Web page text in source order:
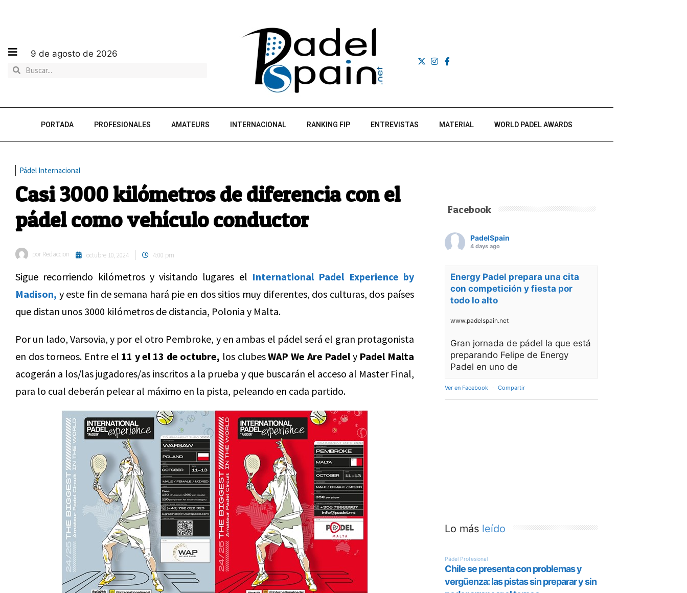
9 de agosto de 2026
PORTADA PROFESIONALES AMATEURS INTERNACIONAL RANKING FIP ENTREVISTAS MATERIAL WORLD PADEL AWARDS
Pádel Internacional
Casi 3000 kilómetros de diferencia con el
pádel como vehículo conductor
por Redaccion octubre 10, 2024 4:00 pm
Sigue recorriendo kilómetros y visitando lugares el International Padel Experience by
Madison, y este fin de semana hará pie en dos sitios muy diferentes, dos culturas, dos países
que distan unos 3000 kilómetros de distancia, Polonia y Malta.
Por un lado, Varsovia, y por el otro Pembroke, y en ambas el pádel será el gran protagonista
en dos torneos. Entre el 11 y el 13 de octubre, los clubesWAP We Are Padely Padel Malta
acogerán a los/las jugadores/as inscritos a la prueba y que buscarán el acceso al Master Final,
para lo cual deberán pelear al máximo en la pista, peleando en cada partido.
Facebook
PadelSpain
4 days ago
Energy Padel prepara una cita
con competición y fiesta por
todo lo alto
www.padelspain.net
Gran jornada de pádel la que está
preparando Felipe de Energy
Padel en uno de
Ver en Facebook · Compartir
Lo más leído